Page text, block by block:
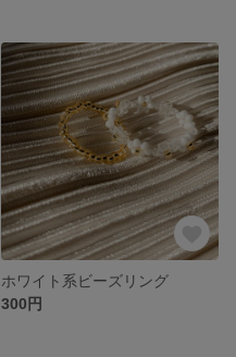
ホワイト系ビーズリング
300円